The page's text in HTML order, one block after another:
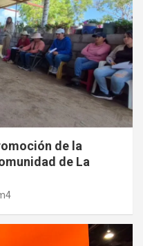
de la
de La